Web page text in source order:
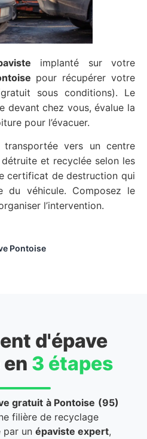
implanté sur votre
pour récupérer votre
sous conditions). Le
devant chez vous, évalue la
pour l’évacuer.
vers un centre
et recyclée selon les
certificat de destruction qui
véhicule. Composez le
l’intervention.
Pontoise
d'épave
3 étapes
gratuit à Pontoise (95)
filière de recyclage
par unépaviste expert,